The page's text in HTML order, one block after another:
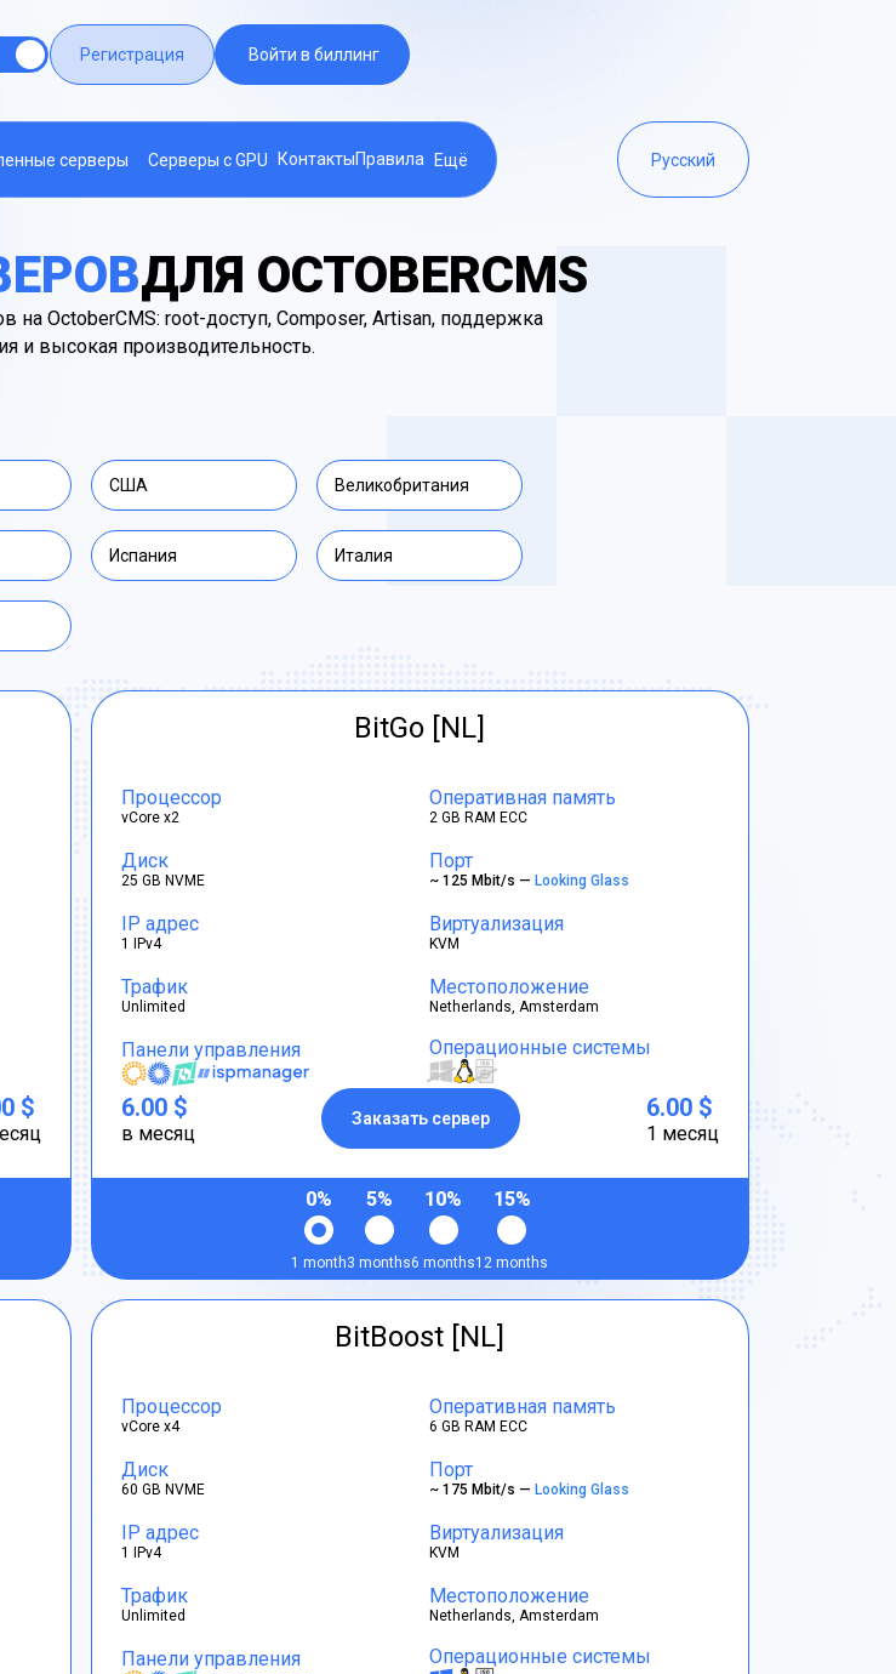
Регистрация Войти в биллинг
серверы Серверы с GPU КонтактыПравила Ещё Русский
ДЛЯ OCTOBERCMS
на OctoberCMS: root-доступ, Composer, Artisan, поддержка
и высокая производительность.
США Великобритания
Испания Италия
$
BitGo [NL]
Процессор
vCore x2
Оперативная память
2 GB RAM ECC
Диск
25 GB NVME
Порт
~ 125 Mbit/s —Looking Glass
IP адрес
1 IPv4
Виртуализация
KVM
Трафик
Unlimited
Местоположение
Netherlands, Amsterdam
Панели управления Операционные системы
6.00 $
в месяц
Заказать сервер 6.00 $
1 месяц
0%
1 month
5%
3 months
10%
6 months
15%
12 months
BitBoost [NL]
Процессор
vCore x4
Оперативная память
6 GB RAM ECC
Диск
60 GB NVME
Порт
~ 175 Mbit/s —Looking Glass
IP адрес
1 IPv4
Виртуализация
KVM
Трафик
Unlimited
Местоположение
Netherlands, Amsterdam
Панели управления Операционные системы